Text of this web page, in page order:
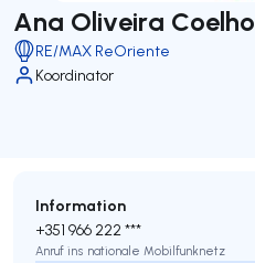
Ana Oliveira Coelho
RE/MAX ReOriente
Koordinator
Information
+351 966 222 ***
Anruf ins nationale Mobilfunknetz